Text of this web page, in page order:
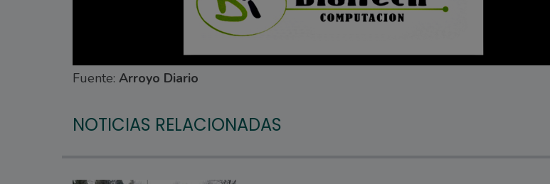
Fuente: Arroyo Diario
NOTICIAS RELACIONADAS